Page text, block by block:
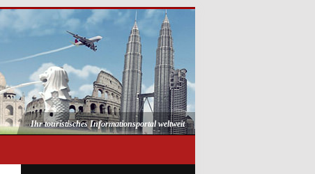
Ihr touristisches Informationsportal weltweit